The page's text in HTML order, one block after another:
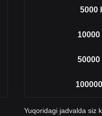
5000
10000
50000
100000
Yuqoridagi jadvalda siz